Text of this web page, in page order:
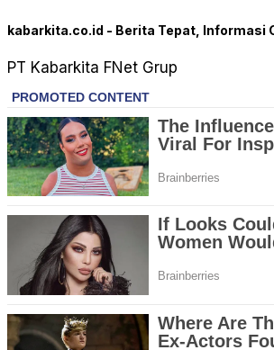
kabarkita.co.id - Berita Tepat, Informasi
PT Kabarkita FNet Grup